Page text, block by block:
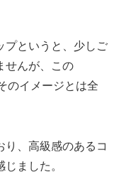
プというと、少しご
せんが、この
のイメージとは全
り、高級感のあるコ
ました。